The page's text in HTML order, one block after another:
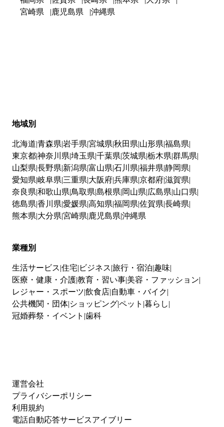
宮崎県
鹿児島県 沖縄県
地域別
北海道 青森県 岩手県 宮城県 秋田県 山形県 福島県
東京都神奈川県 埼玉県 千葉県 茨城県 栃木県 群馬県
山梨県 長野県 新潟県 富山県 石川県 福井県 静岡県
愛知県 岐阜県 三重県 大阪府兵庫県 京都府滋賀県
奈良県 和歌山県 鳥取県 島根県 岡山県 広島県 山口県
徳島県 香川県 愛媛県 高知県 福岡県 佐賀県 長崎県
熊本県 大分県 宮崎県 鹿児島県 沖縄県
業種別
生活サービス 住宅 ビジネス 旅行・宿泊 趣味
医療・健康・介護教育・習い事 美容・ファッション
レジャー・スポーツ 飲食店 自動車・バイク
公共機関・団体 ショッピングペット 暮らし
冠婚葬祭・イベント 歯科
運営会社
プライバシーポリシー
利用規約
電話自動応答サービスアイブリー